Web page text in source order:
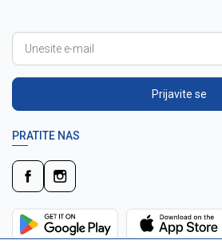
Prijavite se
PRATITE NAS